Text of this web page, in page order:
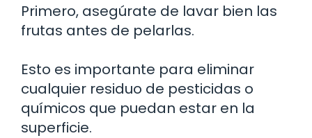
Primero, asegúrate de lavar bien las
frutas antes de pelarlas.
Esto es importante para eliminar
cualquier residuo de pesticidas o
químicos que puedan estar en la
superficie.